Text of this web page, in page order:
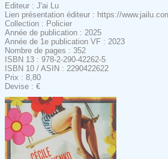
Editeur : J'ai Lu
Lien présentation éditeur : https://
Collection : Policier
Année de publication : 2025
Année de 1e publication VF : 2023
Nombre de pages : 352
ISBN 13 : 978-2-290-42262-5
ISBN 10 / ASIN : 2290422622
Prix : 8,80
Devise : €